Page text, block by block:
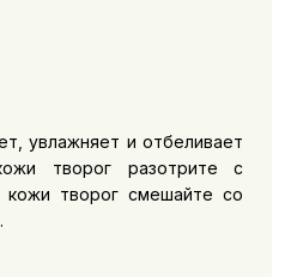
увлажняет и отбеливает
творог разотрите с
творог смешайте со